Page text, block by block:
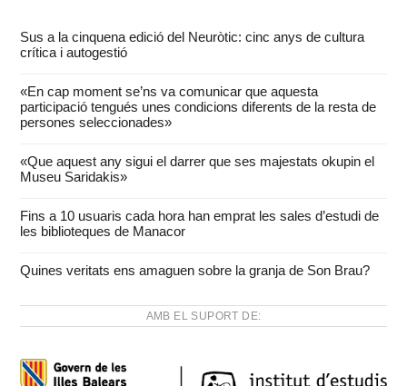
Sus a la cinquena edició del Neuròtic: cinc anys de cultura
crítica i autogestió
«En cap moment se’ns va comunicar que aquesta
participació tengués unes condicions diferents de la resta de
persones seleccionades»
«Que aquest any sigui el darrer que ses majestats okupin el
Museu Saridakis»
Fins a 10 usuaris cada hora han emprat les sales d’estudi de
les biblioteques de Manacor
Quines veritats ens amaguen sobre la granja de Son Brau?
AMB EL SUPORT DE: